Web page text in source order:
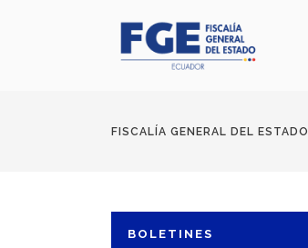
FISCALÍA GENERAL DEL ESTADO
BOLETINES